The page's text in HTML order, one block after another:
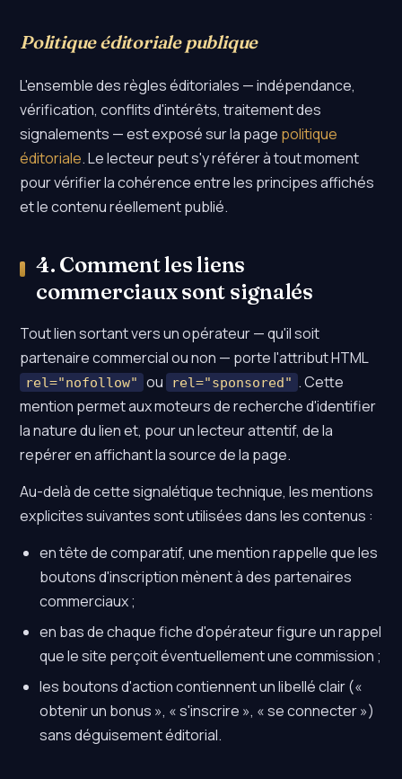
Politique éditoriale publique
L'ensemble des règles éditoriales — indépendance,
vérification, conflits d'intérêts, traitement des
signalements — est exposé sur la page politique
éditoriale. Le lecteur peut s'y référer à tout moment
pour vérifier la cohérence entre les principes affichés
et le contenu réellement publié.
4. Comment les liens
commerciaux sont signalés
Tout lien sortant vers un opérateur — qu'il soit
partenaire commercial ou non — porte l'attribut HTML
rel="nofollow" ou rel="sponsored" . Cette
mention permet aux moteurs de recherche d'identifier
la nature du lien et, pour un lecteur attentif, de la
repérer en affichant la source de la page.
Au-delà de cette signalétique technique, les mentions
explicites suivantes sont utilisées dans les contenus :
en tête de comparatif, une mention rappelle que les
boutons d'inscription mènent à des partenaires
commerciaux ;
en bas de chaque fiche d'opérateur figure un rappel
que le site perçoit éventuellement une commission ;
les boutons d'action contiennent un libellé clair («
obtenir un bonus », « s'inscrire », « se connecter »)
sans déguisement éditorial.